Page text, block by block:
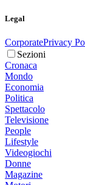
Legal
CorporatePrivacy
Sezioni
Cronaca
Mondo
Economia
Politica
Spettacolo
Televisione
People
Lifestyle
Videogiochi
Donne
Magazine